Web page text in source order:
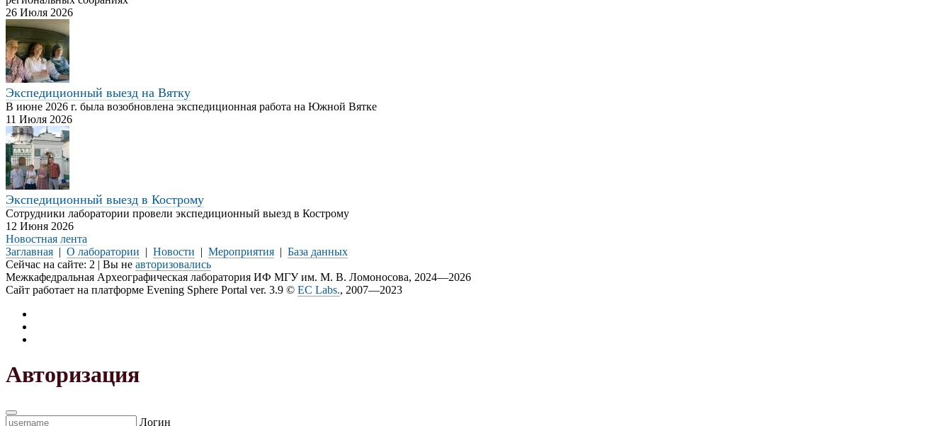
26 Июля 2026
Экспедиционный выезд на Вятку
В июне 2026 г. была возобновлена экспедиционная работа на Южной Вятке
11 Июля 2026
Экспедиционный выезд в Кострому
Сотрудники лаборатории провели экспедиционный выезд в Кострому
12 Июня 2026
Новостная лента
Заглавная | О лаборатории | Новости | Мероприятия | База данных
Сейчас на сайте: 2 | Вы не авторизовались
Межкафедральная Археографическая лаборатория ИФ МГУ им. М. В. Ломоносова, 2024—2026
Сайт работает на платформе Evening Sphere Portal ver. 3.9 © EC Labs., 2007—2023
Авторизация
Логин